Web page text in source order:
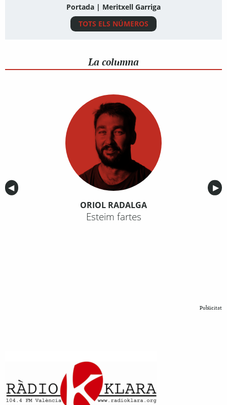
Portada | Meritxell Garriga
TOTS ELS NÚMEROS
La columna
Anterior
◀︎ ▶︎
ORIOL RADALGA
Esteim fartes
Publicitat